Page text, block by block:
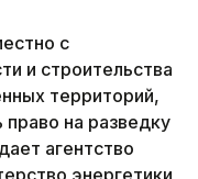
с
и строительства
территорий,
право на разведку
агентство
энергетики